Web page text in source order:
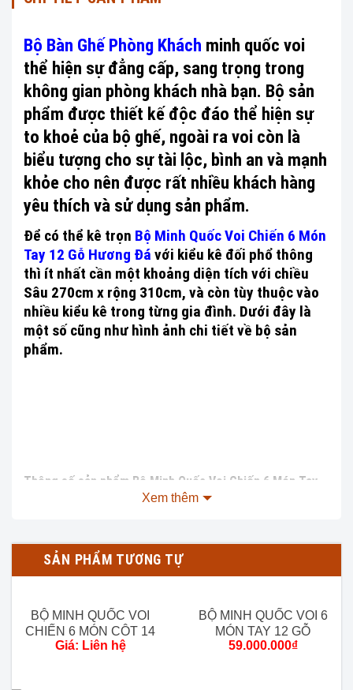
Bộ Bàn Ghế Phòng Khách minh quốc voi
thể hiện sự đẳng cấp, sang trọng trong
không gian phòng khách nhà bạn. Bộ sản
phẩm được thiết kế độc đáo thể hiện sự
to khoẻ của bộ ghế, ngoài ra voi còn là
biểu tượng cho sự tài lộc, bình an và mạnh
khỏe cho nên được rất nhiều khách hàng
yêu thích và sử dụng sản phẩm.
Để có thể kê trọn Bộ Minh Quốc Voi Chiến 6 Món
Tay 12 Gỗ Hương Đá với kiểu kê đối phổ thông
thì ít nhất cần một khoảng diện tích với chiều
Sâu 270cm x rộng 310cm, và còn tùy thuộc vào
nhiều kiểu kê trong từng gia đình. Dưới đây là
một số cũng như hình ảnh chi tiết về bộ sản
phẩm.
Thông số sản phẩm Bộ Minh Quốc Voi Chiến 6 Món Tay
Kích thước chi tiết:
1 Băng Dài:
Phủ bì: D227 x R77 x Cao 131cm.
Lọt lòng:D191 x R58cm
Xem thêm
SẢN PHẨM TƯƠNG TỰ
BỘ MINH QUỐC VOI
CHIẾN 6 MÓN CỘT 14
GỖ HƯƠNG ĐÁ – MẪU
Giá: Liên hệ
BỘ MINH QUỐC VOI 6
MÓN TAY 12 GỖ
HƯƠNG ĐÁ (MẪU 3
59.000.000₫